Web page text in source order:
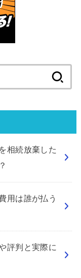
相続放棄した
用は誰が払う
評判と実際に